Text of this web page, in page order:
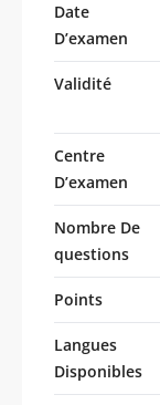
Date
D’examen
Validité
Centre
D’examen
Nombre De
questions
Points
Langues
Disponibles